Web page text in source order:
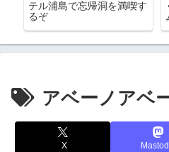
テル浦島で忘帰洞を満喫す
るぞ
アベーノアベ
X